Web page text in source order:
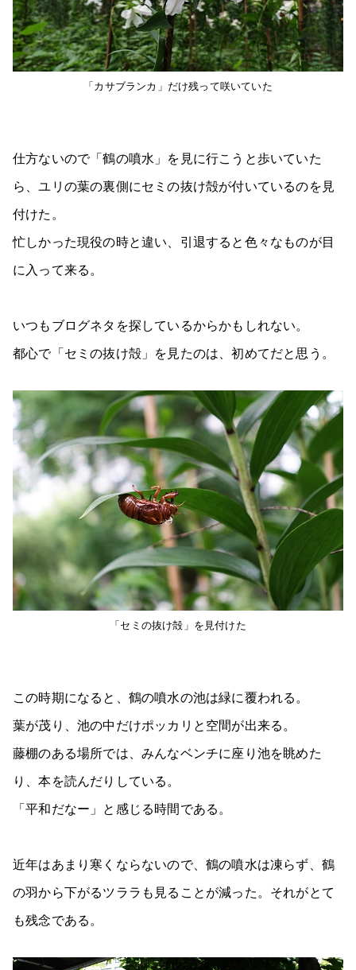
「カサブランカ」だけ残って咲いていた
仕方ないので「鶴の噴水」を見に行こうと歩いていた
ら、ユリの葉の裏側にセミの抜け殻が付いているのを見
付けた。
忙しかった現役の時と違い、引退すると色々なものが目
に入って来る。
いつもブログネタを探しているからかもしれない。
都心で「セミの抜け殻」を見たのは、初めてだと思う。
「セミの抜け殻」を見付けた
この時期になると、鶴の噴水の池は緑に覆われる。
葉が茂り、池の中だけポッカリと空間が出来る。
藤棚のある場所では、みんなベンチに座り池を眺めた
り、本を読んだりしている。
「平和だなー」と感じる時間である。
近年はあまり寒くならないので、鶴の噴水は凍らず、鶴
の羽から下がるツララも見ることが減った。それがとて
も残念である。